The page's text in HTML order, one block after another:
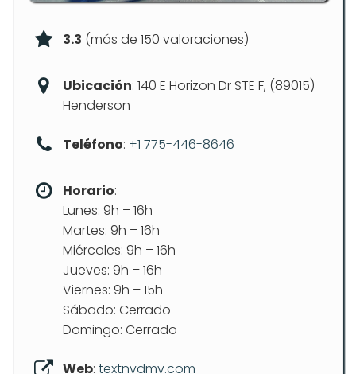
3.3 (más de 150 valoraciones)
Ubicación: 140 E Horizon Dr STE F, (89015)
Henderson
Teléfono: +1 775-446-8646
Horario:
Lunes: 9h – 16h
Martes: 9h – 16h
Miércoles: 9h – 16h
Jueves: 9h – 16h
Viernes: 9h – 15h
Sábado: Cerrado
Domingo: Cerrado
Web: textnvdmv.com